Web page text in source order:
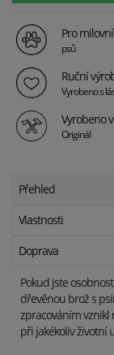
Pro
psů
Ruční
Vyrobeno s
Vyrobeno
Originál
Přehled
Vlastnosti
Doprava
Pokud jste
dřevěnou brož s
zpracováním vznikl
při jakékoliv životní